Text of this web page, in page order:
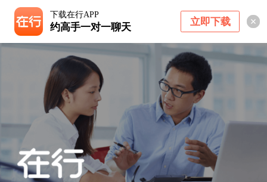
下载在行APP
约高手一对一聊天 立即下载